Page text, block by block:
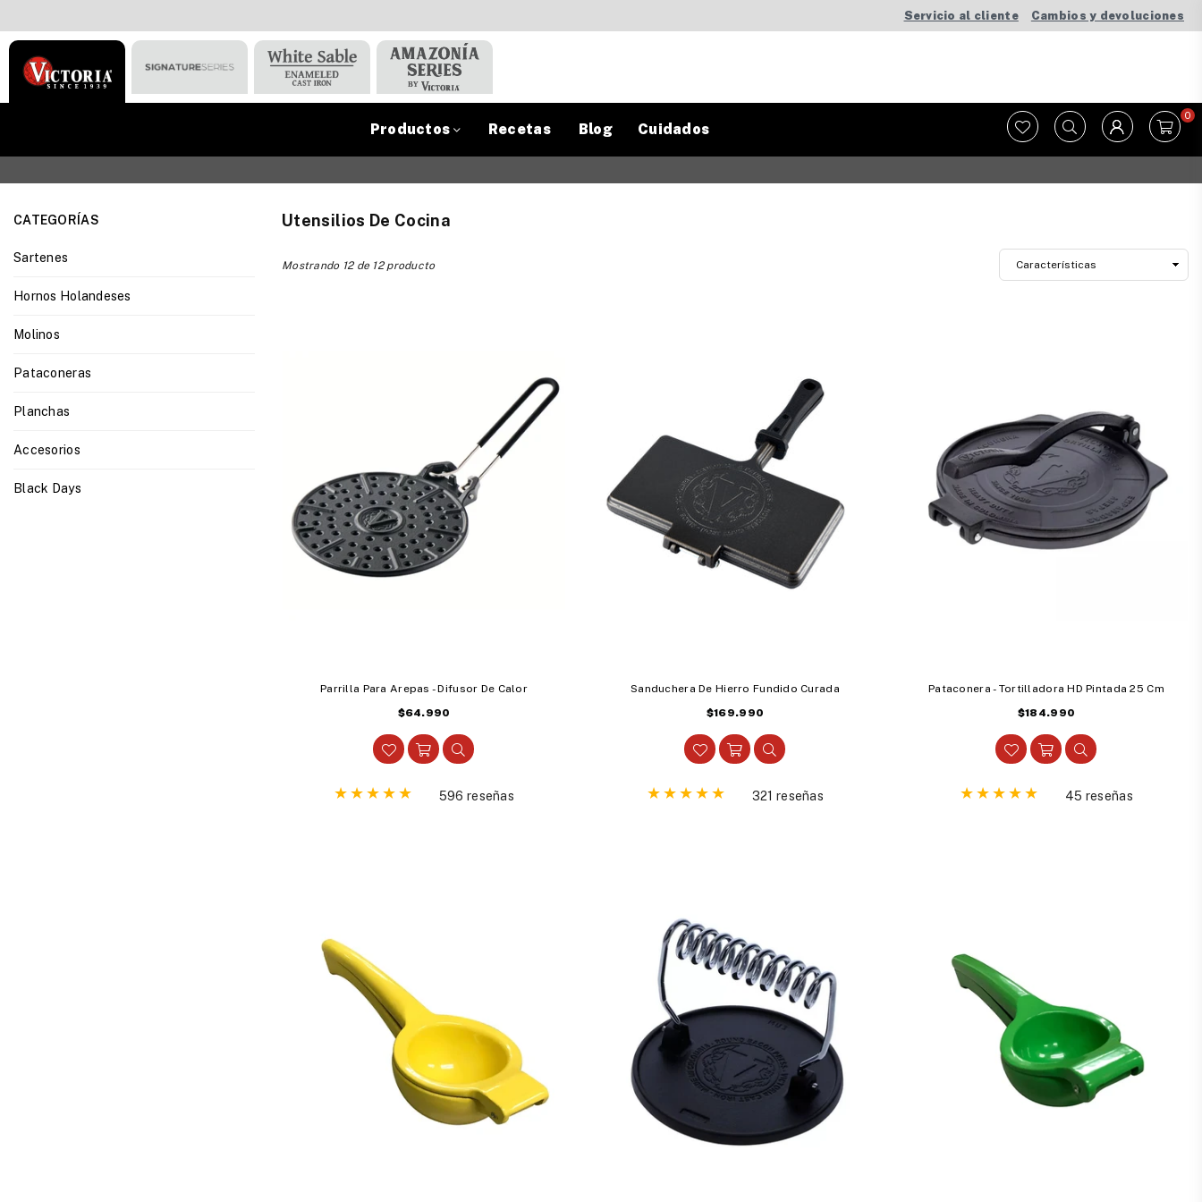
Servicio al cliente Cambios y devoluciones
VICTORIA
Productos Recetas Blog Cuidados
0
CATEGORÍAS
Sartenes
Hornos Holandeses
Molinos
Pataconeras
Planchas
Accesorios
Black Days
Utensilios De Cocina
Mostrando 12 de 12 producto
Parrilla Para Arepas - Difusor De Calor
Precio
$64.990
596 reseñas
Sanduchera De Hierro Fundido Curada
Precio
$169.990
321 reseñas
Pataconera - Tortilladora HD Pintada 25 Cm
Precio
$184.990
45 reseñas